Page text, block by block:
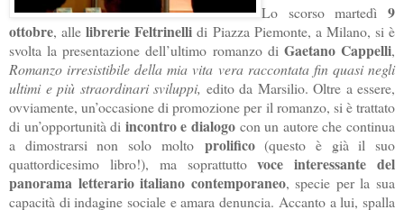
Lo scorso martedì 9
ottobre, allelibrerie Feltrinellidi Piazza Piemonte, a Milano, si è
svolta la presentazione dell’ultimo romanzo di Gaetano Cappelli,
Romanzo irresistibile della mia vita vera raccontata fin quasi negli
ultimi e più straordinari sviluppi, edito da Marsilio. Oltre a essere,
ovviamente, un’occasione di promozione per il romanzo, si è trattato
di un’opportunità di incontro e dialogo con un autore che continua
a dimostrarsi non solo molto prolifico(questo è già il suo
quattordicesimo libro!), ma soprattuttovoce interessante del
panorama letterario italiano contemporaneo, specie per la sua
capacità di indagine sociale e amara denuncia. Accanto a lui, spalla